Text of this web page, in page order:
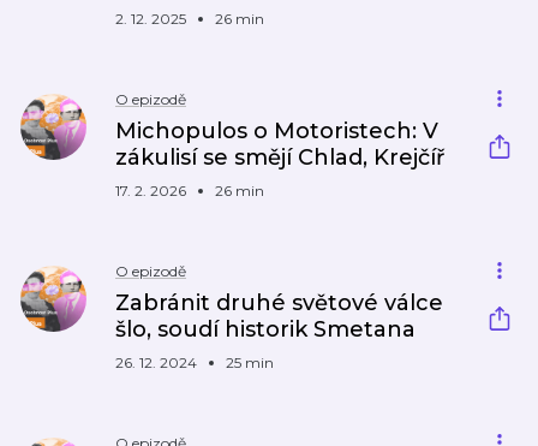
2. 12. 2025 26 min
O epizodě
Michopulos o Motoristech: V
zákulisí se smějí Chlad, Krejčíř
17. 2. 2026 26 min
O epizodě
Zabránit druhé světové válce
šlo, soudí historik Smetana
26. 12. 2024 25 min